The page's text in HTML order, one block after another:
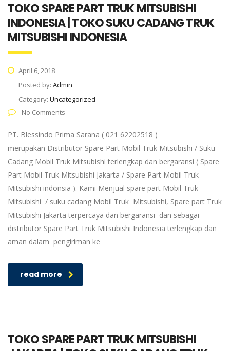
TOKO SPARE PART TRUK MITSUBISHI
INDONESIA | TOKO SUKU CADANG TRUK
MITSUBISHI INDONESIA
April 6, 2018
Posted by: Admin
Category: Uncategorized
No Comments
PT. Blessindo Prima Sarana ( 021 62202518 )
merupakan Distributor Spare Part Mobil Truk Mitsubishi / Suku
Cadang Mobil Truk Mitsubishi terlengkap dan bergaransi ( Spare
Part Mobil Truk Mitsubishi Jakarta / Spare Part Mobil Truk
Mitsubishi indonsia ). Kami Menjual spare part Mobil Truk
Mitsubishi / suku cadang Mobil Truk Mitsubishi, Spare part Truk
Mitsubishi Jakarta terpercaya dan bergaransi dan sebagai
distributor Spare Part Truk Mitsubishi Indonesia terlengkap dan
aman dalam pengiriman ke
read more
TOKO SPARE PART TRUK MITSUBISHI